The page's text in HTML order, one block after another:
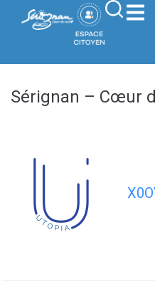
principal
Sérignan – Cœur